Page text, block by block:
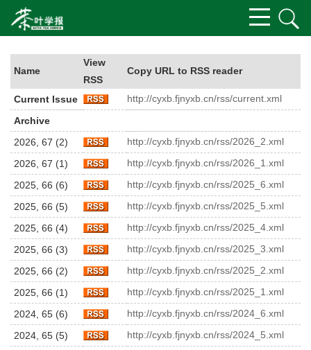
Name
View
RSS
Copy URL to RSS reader
Current Issue
http://cyxb.fjnyxb.cn/rss/current.xml
Archive
2026, 67 (2)
http://cyxb.fjnyxb.cn/rss/2026_2.xml
2026, 67 (1)
http://cyxb.fjnyxb.cn/rss/2026_1.xml
2025, 66 (6)
http://cyxb.fjnyxb.cn/rss/2025_6.xml
2025, 66 (5)
http://cyxb.fjnyxb.cn/rss/2025_5.xml
2025, 66 (4)
http://cyxb.fjnyxb.cn/rss/2025_4.xml
2025, 66 (3)
http://cyxb.fjnyxb.cn/rss/2025_3.xml
2025, 66 (2)
http://cyxb.fjnyxb.cn/rss/2025_2.xml
2025, 66 (1)
http://cyxb.fjnyxb.cn/rss/2025_1.xml
2024, 65 (6)
http://cyxb.fjnyxb.cn/rss/2024_6.xml
2024, 65 (5)
http://cyxb.fjnyxb.cn/rss/2024_5.xml